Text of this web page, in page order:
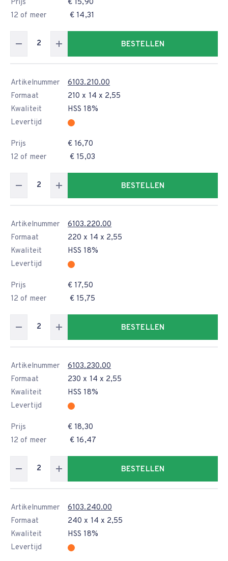
Prijs
€ 15,90
12 of meer
€ 14,31
BESTELLEN
Artikelnummer
6103.210.00
Formaat
210 x 14 x 2,55
Kwaliteit
HSS 18%
Levertijd
Prijs
€ 16,70
12 of meer
€ 15,03
BESTELLEN
Artikelnummer
6103.220.00
Formaat
220 x 14 x 2,55
Kwaliteit
HSS 18%
Levertijd
Prijs
€ 17,50
12 of meer
€ 15,75
BESTELLEN
Artikelnummer
6103.230.00
Formaat
230 x 14 x 2,55
Kwaliteit
HSS 18%
Levertijd
Prijs
€ 18,30
12 of meer
€ 16,47
BESTELLEN
Artikelnummer
6103.240.00
Formaat
240 x 14 x 2,55
Kwaliteit
HSS 18%
Levertijd